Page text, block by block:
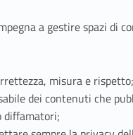
a gestire spazi
misura e rispetto;
dei contenuti che
diffamatori;